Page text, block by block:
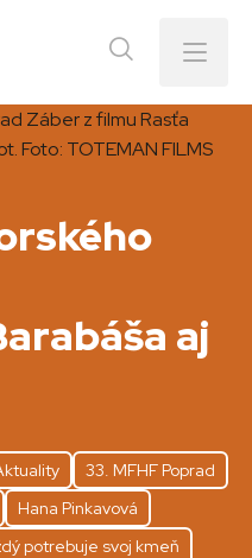
Menu
aj
33. MFHF Poprad
Hana Pinkavová
potrebuje svoj kmeň